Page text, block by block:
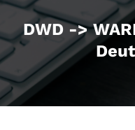
DWD ->